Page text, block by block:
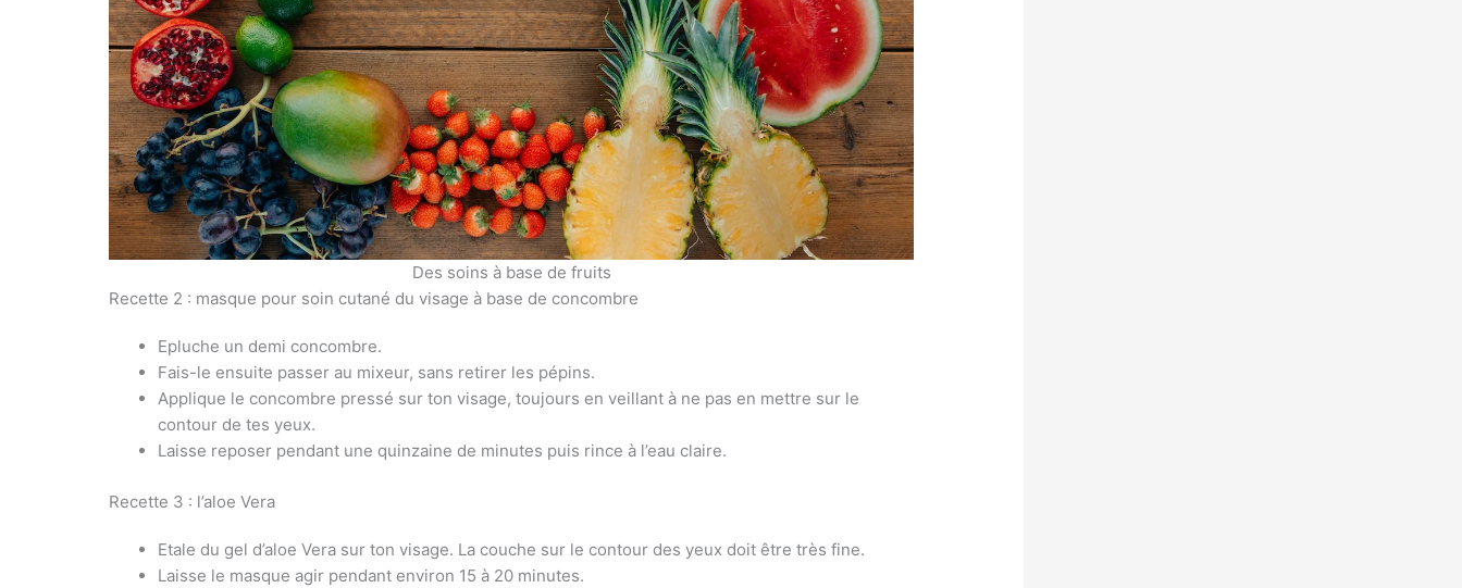
Des soins à base de fruits
Recette 2 : masque pour soin cutané du visage à base de concombre
Epluche un demi concombre.
Fais-le ensuite passer au mixeur, sans retirer les pépins.
Applique le concombre pressé sur ton visage, toujours en veillant à ne pas en mettre sur le
contour de tes yeux.
Laisse reposer pendant une quinzaine de minutes puis rince à l’eau claire.
Recette 3 : l’aloe Vera
Etale du gel d’aloe Vera sur ton visage. La couche sur le contour des yeux doit être très fine.
Laisse le masque agir pendant environ 15 à 20 minutes.